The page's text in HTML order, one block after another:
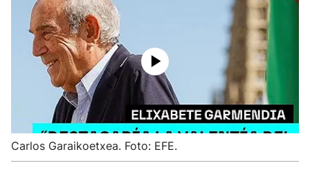
Carlos Garaikoetxea. Foto: EFE.